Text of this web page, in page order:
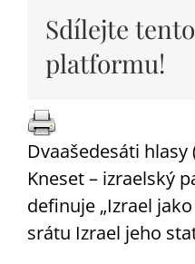
Sdílejte
platformu!
Dvaašedesáti
Kneset – izraelský
definuje „Izrael
srátu Izrael jeho